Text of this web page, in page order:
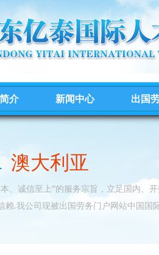
介 新闻中心 出国
澳大利亚
、诚信至上”的服务宗旨，立足国内、
赖.我公司现被出国劳务门户网站中国国